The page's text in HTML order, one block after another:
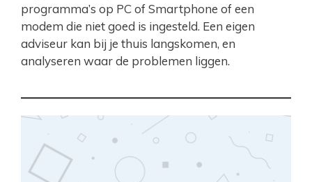
programma’s op PC of Smartphone of een
modem die niet goed is ingesteld. Een eigen
adviseur kan bij je thuis langskomen, en
analyseren waar de problemen liggen.